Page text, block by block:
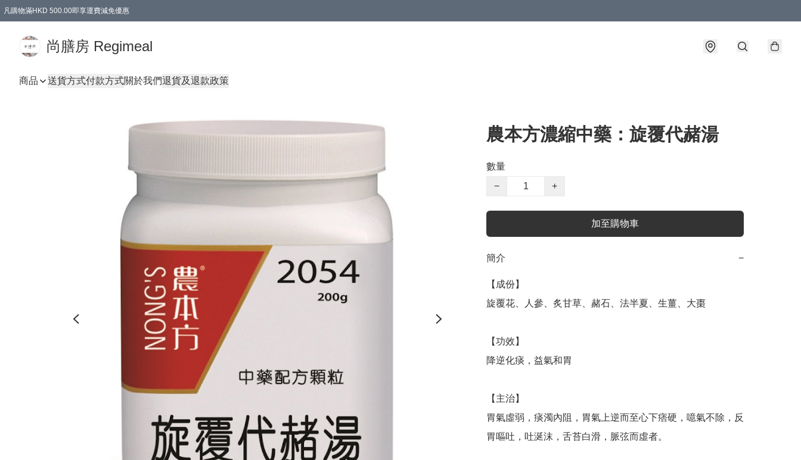
凡購物滿HKD 500.00即享運費減免優惠
尚膳房 Regimeal
商品 送貨方式付款方式關於我們退貨及退款政策
農本方濃縮中藥：旋覆代赭湯
數量
−
+
加至購物車
簡介 −
【成份】
旋覆花、人參、炙甘草、赭石、法半夏、生薑、大棗
【功效】
降逆化痰，益氣和胃
【主治】
胃氣虛弱，痰濁內阻，胃氣上逆而至心下痞硬，噫氣不除，反
胃嘔吐，吐涎沫，舌苔白滑，脈弦而虛者。